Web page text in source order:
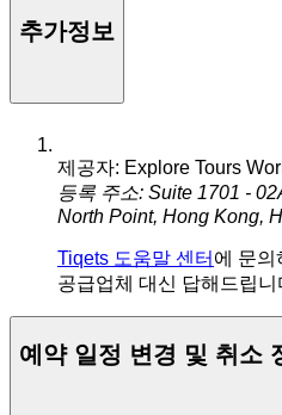
추가정보
제공자: Explore Tours
등록 주소: Suite 1701 -
North Point, Hong Kong,
Tiqets 도움말 센터 에 문의
공급업체 대신 답해드립니
예약 일정 변경 및 취소